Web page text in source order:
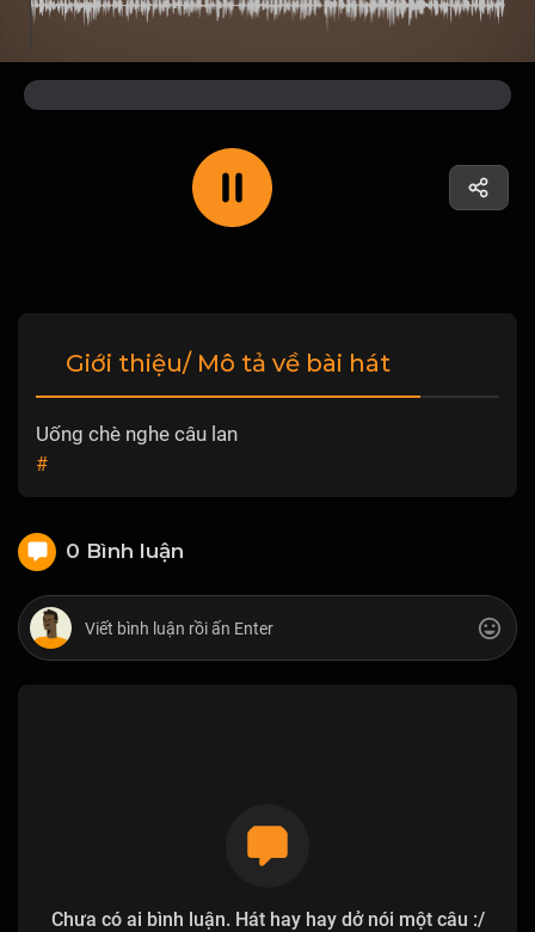
Giới thiệu/ Mô tả về bài hát
Uống chè nghe câu lan
#
0 Bình luận
Chưa có ai bình luận. Hát hay hay dở nói một câu :/